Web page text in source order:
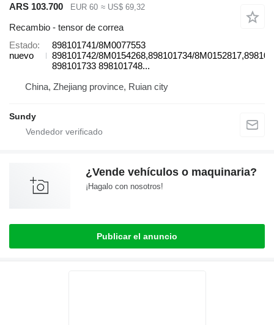
ARS 103.700 EUR 60 ≈ US$ 69,32
Recambio - tensor de correa
Estado
nuevo
898101741/8M0077553
898101742/8M0154268,898101734/
898101733 898101748...
China, Zhejiang province, Ruian city
Sundy
¿Vende vehículos o maquinaria?
¡Hagalo con nosotros!
Publicar el anuncio